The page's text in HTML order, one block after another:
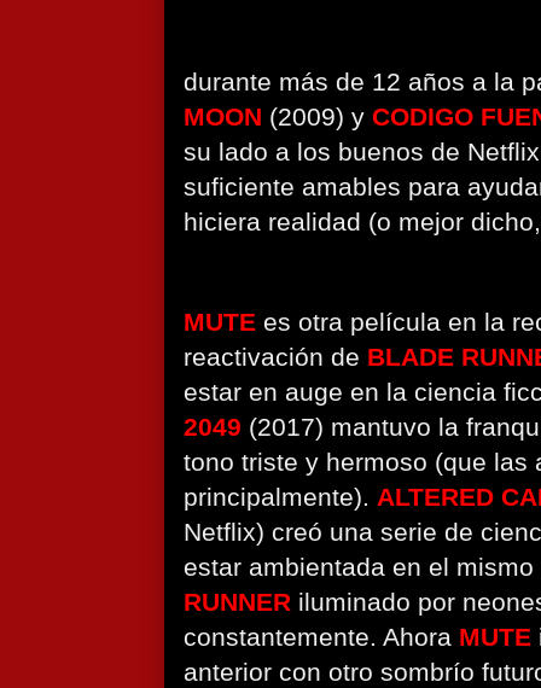
durante más de 12 años a la
MOON (2009) y CODIGO
su lado a los buenos de
suficiente amables para
hiciera realidad (o mejor
MUTE es otra película en la
reactivación de BLADE
estar en auge en la ciencia
2049 (2017) mantuvo la
tono triste y hermoso (que las
principalmente). ALTERED
Netflix) creó una serie de
estar ambientada en el
RUNNER iluminado por
constantemente. Ahora MUTE
anterior con otro sombrío